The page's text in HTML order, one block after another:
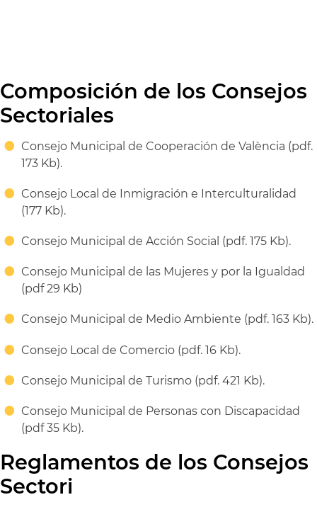
Composición de los Consejos
Sectoriales
Consejo Municipal de Cooperación de València (pdf.
173 Kb).
Consejo Local de Inmigración e Interculturalidad
(177 Kb).
Consejo Municipal de Acción Social (pdf. 175 Kb).
Consejo Municipal de las Mujeres y por la Igualdad
(pdf 29 Kb)
Consejo Municipal de Medio Ambiente (pdf. 163 Kb).
Consejo Local de Comercio (pdf. 16 Kb).
Consejo Municipal de Turismo (pdf. 421 Kb).
Consejo Municipal de Personas con Discapacidad
(pdf 35 Kb).
Reglamentos de los Consejos
Sectori